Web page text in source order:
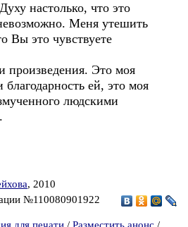
настолько, что это
Меня утешить
Вы это чувствуете
произведения. Это моя
ей, это моя
людскими
, 2010
№110080901922